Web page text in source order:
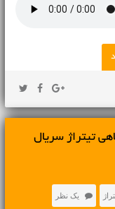
تیتراژ سریال
یک نظر